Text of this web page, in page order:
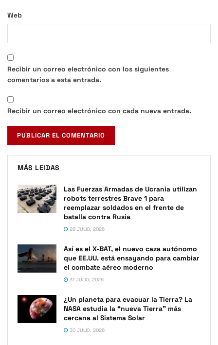
Web
Recibir un correo electrónico con los siguientes
comentarios a esta entrada.
Recibir un correo electrónico con cada nueva entrada.
MÁS LEIDAS
Las Fuerzas Armadas de Ucrania utilizan
robots terrestres Brave 1 para
reemplazar soldados en el frente de
batalla contra Rusia
28 JULIO, 2026
Así es el X-BAT, el nuevo caza autónomo
que EE.UU. está ensayando para cambiar
el combate aéreo moderno
31 JULIO, 2026
¿Un planeta para evacuar la Tierra? La
NASA estudia la “nueva Tierra” más
cercana al Sistema Solar
30 JULIO, 2026